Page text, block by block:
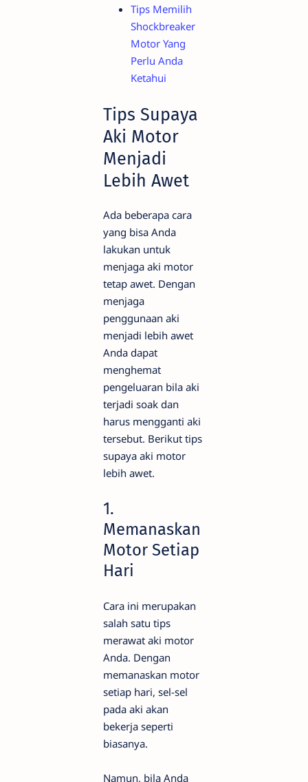
Tips Memilih
Shockbreaker
Motor Yang
Perlu Anda
Ketahui
Tips Supaya
Aki Motor
Menjadi
Lebih Awet
Ada beberapa cara
yang bisa Anda
lakukan untuk
menjaga aki motor
tetap awet. Dengan
menjaga
penggunaan aki
menjadi lebih awet
Anda dapat
menghemat
pengeluaran bila aki
terjadi soak dan
harus mengganti aki
tersebut. Berikut tips
supaya aki motor
lebih awet.
1.
Memanaskan
Motor Setiap
Hari
Cara ini merupakan
salah satu tips
merawat aki motor
Anda. Dengan
memanaskan motor
setiap hari, sel-sel
pada aki akan
bekerja seperti
biasanya.
Namun, bila Anda